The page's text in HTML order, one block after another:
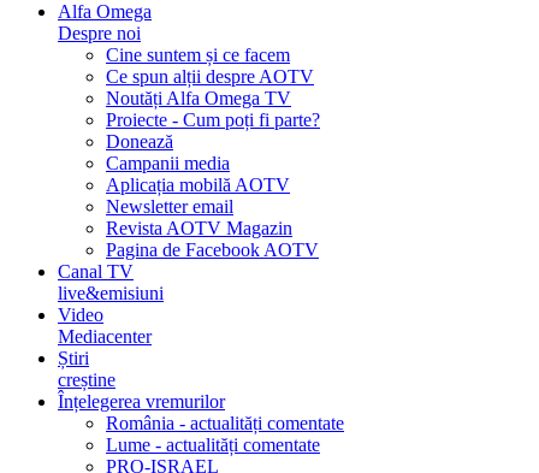
Alfa Omega
Despre noi
Cine suntem și ce facem
Ce spun alții despre AOTV
Noutăți Alfa Omega TV
Proiecte - Cum poți fi parte?
Donează
Campanii media
Aplicația mobilă AOTV
Newsletter email
Revista AOTV Magazin
Pagina de Facebook AOTV
Canal TV
live&emisiuni
Video
Mediacenter
Știri
creștine
Înțelegerea vremurilor
România - actualități comentate
Lume - actualități comentate
PRO-ISRAEL